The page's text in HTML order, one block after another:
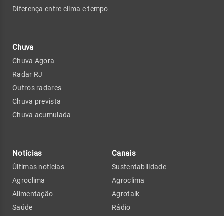
Diferença entre clima e tempo
Chuva
Chuva Agora
Radar RJ
Outros radares
Chuva prevista
Chuva acumulada
Notícias
Últimas notícias
Agroclima
Alimentação
Saúde
Canais
Sustentabilidade
Agroclima
Agrotalk
Rádio